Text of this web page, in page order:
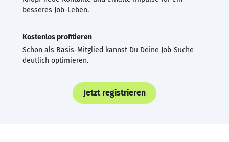
besseres Job-Leben.
Kostenlos profitieren
Schon als Basis-Mitglied kannst Du Deine Job-Suche
deutlich optimieren.
Jetzt registrieren